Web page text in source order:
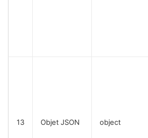
13 Objet JSON object